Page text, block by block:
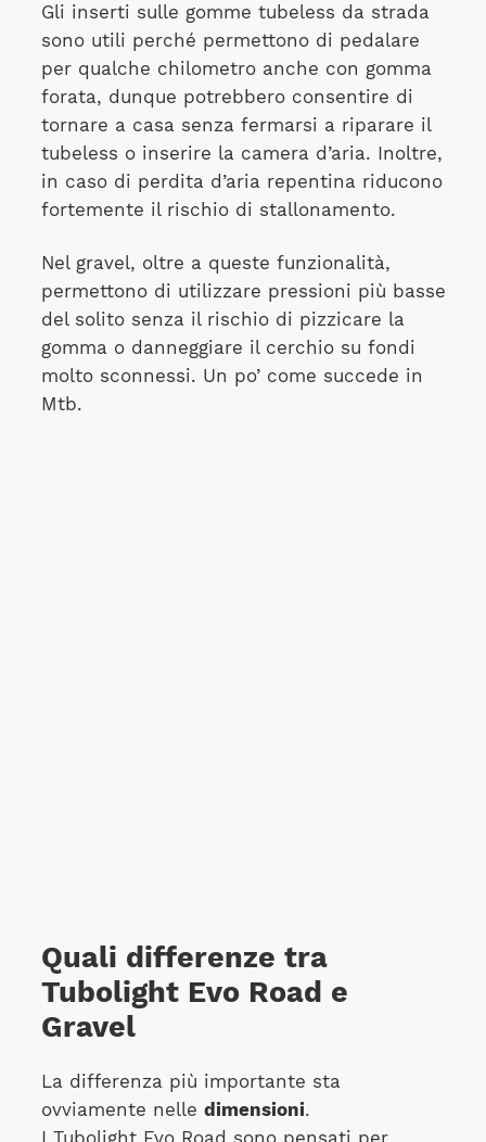
Gli inserti sulle gomme tubeless da strada
sono utili perché permettono di pedalare
per qualche chilometro anche con gomma
forata, dunque potrebbero consentire di
tornare a casa senza fermarsi a riparare il
tubeless o inserire la camera d’aria. Inoltre,
in caso di perdita d’aria repentina riducono
fortemente il rischio di stallonamento.
Nel gravel, oltre a queste funzionalità,
permettono di utilizzare pressioni più basse
del solito senza il rischio di pizzicare la
gomma o danneggiare il cerchio su fondi
molto sconnessi. Un po’ come succede in
Mtb.
Quali differenze tra
Tubolight Evo Road e
Gravel
La differenza più importante sta
ovviamente nelle dimensioni.